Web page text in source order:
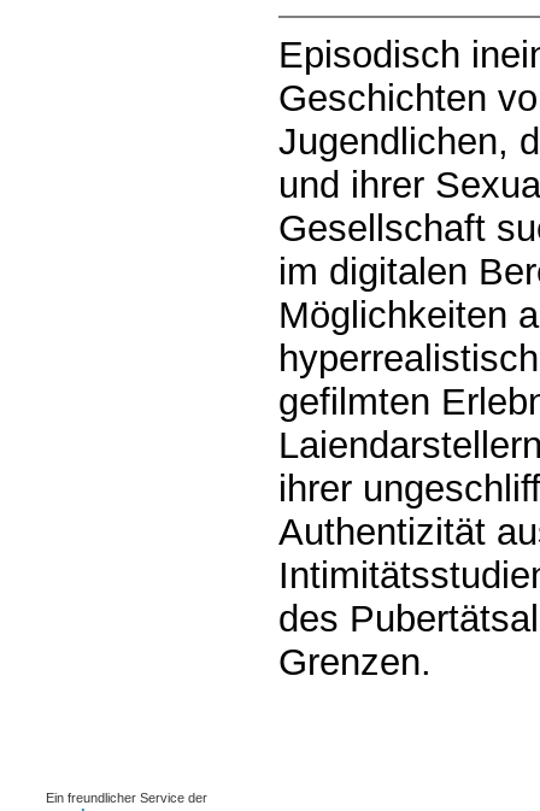
Episodisch
Geschichten
Jugendlichen,
und ihrer
Gesellschaft
im digitalen
Möglichkeiten
gefilmten
ihrer
Authentizität
des
Grenzen.
Ein freundlicher Service der